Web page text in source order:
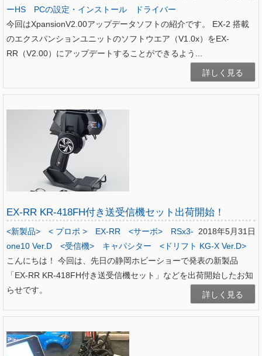
ーHS
PCの設定・インストール
ドライバー
今回はXpansionV2.00アップデータソフトの紹介です。 EX-2 搭載
のエクスパンションユニットのソフトウエア（V1.0x）をEX-
RR（V2.00）にアップデートすることができるよう...
詳しく見る
EX-RR KR-418FH付き送受信機セット出荷開始！
2018年5月31日
<新製品> < プロポ > EX-RR <サーボ>
RSx3-
one10 Ver.D
<受信機> キャパシター
<ドリフト KG-X Ver.D>
こんにちは！ 今回は、先日の静岡ホビーショーで発表の新製品
「EX-RR KR-418FH付き送受信機セット」などを出荷開始したお知
らせです。
詳しく見る